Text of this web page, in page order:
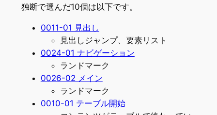
独断で選んだ10個は以下です。
0011-01 見出し
見出しジャンプ、要素リスト
0024-01 ナビゲーション
ランドマーク
0026-02 メイン
ランドマーク
0010-01 テーブル開始